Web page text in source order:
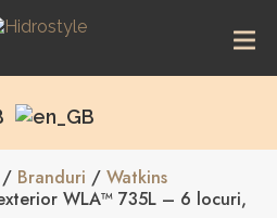
/ Branduri / Watkins
WLA™ 735L – 6 locuri,